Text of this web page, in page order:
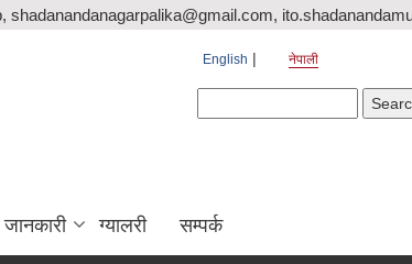
shadanandanagarpalika@gmail.com,
English नेपाली
ग्यालरी सम्पर्क